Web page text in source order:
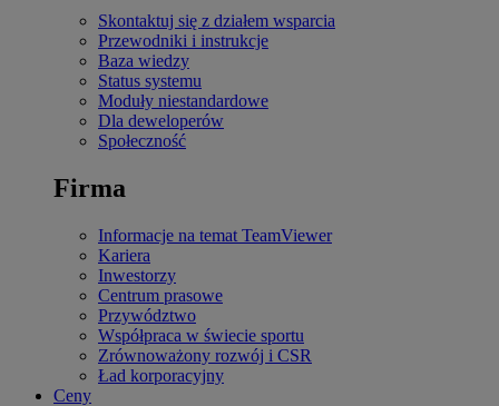
Skontaktuj się z działem wsparcia
Przewodniki i instrukcje
Baza wiedzy
Status systemu
Moduły niestandardowe
Dla deweloperów
Społeczność
Firma
Informacje na temat TeamViewer
Kariera
Inwestorzy
Centrum prasowe
Przywództwo
Współpraca w świecie sportu
Zrównoważony rozwój i CSR
Ład korporacyjny
Ceny